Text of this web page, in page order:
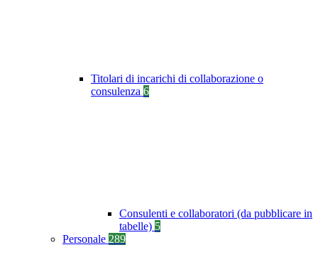
Titolari di incarichi di collaborazione o
consulenza 6
Consulenti e collaboratori (da pubblicare in
tabelle) 5
Personale 289